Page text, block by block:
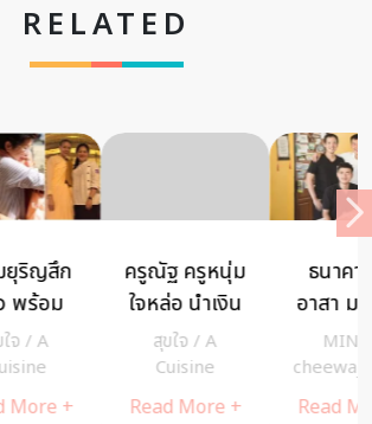
RELATED
ธนาคารจิต
อาสา มากกว่า
คำว่า “อาสา”
พัฒนาจิต”
cheewajitmedia
Read More +
สาราณียธรรม
6 หลักธรรมที่
ทำให้เกิดความ
สามัคคี
Cuisine
Read More +